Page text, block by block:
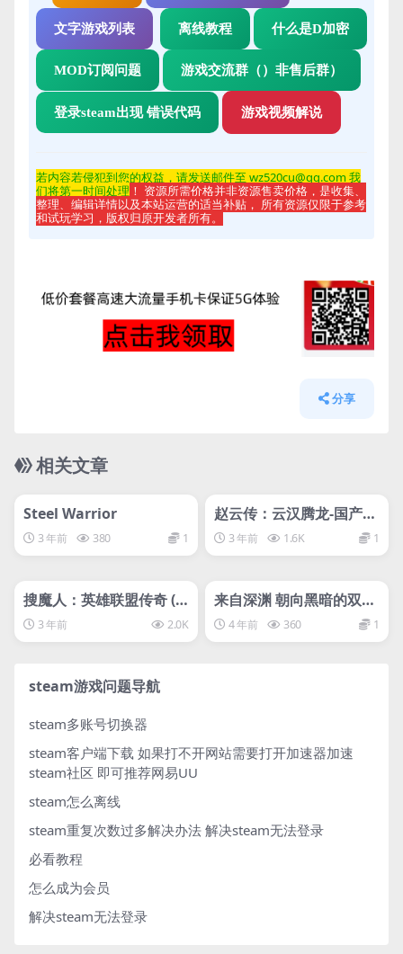
文字游戏列表 离线教程 什么是D加密
MOD订阅问题 游戏交流群（）非售后群）
登录steam出现 错误代码 游戏视频解说
若内容若侵犯到您的权益，请发送邮件至 wz520cu@qq.com 我
们将第一时间处理 ！ 资源所需价格并非资源售卖价格，是收集、
整理、编辑详情以及本站运营的适当补贴， 所有资源仅限于参考
和试玩学习，版权归原开发者所有。
分享
相关文章
Steel Warrior
3 年前 380 1
离线游戏平台别问
赵云传：云汉腾龙-国产游
戏 3 年前 1.6K 1
svip专属
搜魔人：英雄联盟传奇 (T
he Mageseeker: A Leag
ue of Legends Story)
3 年前 2.0K
svip专属
来自深渊 朝向黑暗的双
星/Made in Abyss: Bina
ry Star Falling into Dar
4 年前 360 1
steam游戏问题导航
steam多账号切换器
steam客户端下载 如果打不开网站需要打开加速器加速
steam社区 即可推荐网易UU
steam怎么离线
steam重复次数过多解决办法 解决steam无法登录
必看教程
怎么成为会员
解决steam无法登录